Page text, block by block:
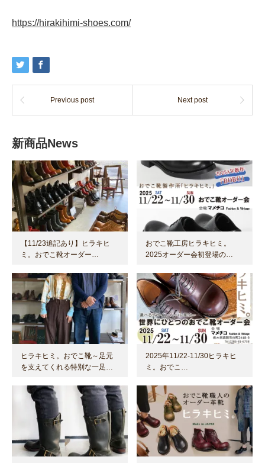
https://hirakihimi-shoes.com/
Previous post Next post
新商品News
【11/23追記あり】ヒラキヒ
ミ。おでこ靴オーダー…
おでこ靴工房ヒラキヒミ。
2025オーダー会初登場の…
ヒラキヒミ。おでこ靴～足元
を支えてくれる特別な一足…
2025年11/22-11/30ヒラキヒ
ミ。おでこ…